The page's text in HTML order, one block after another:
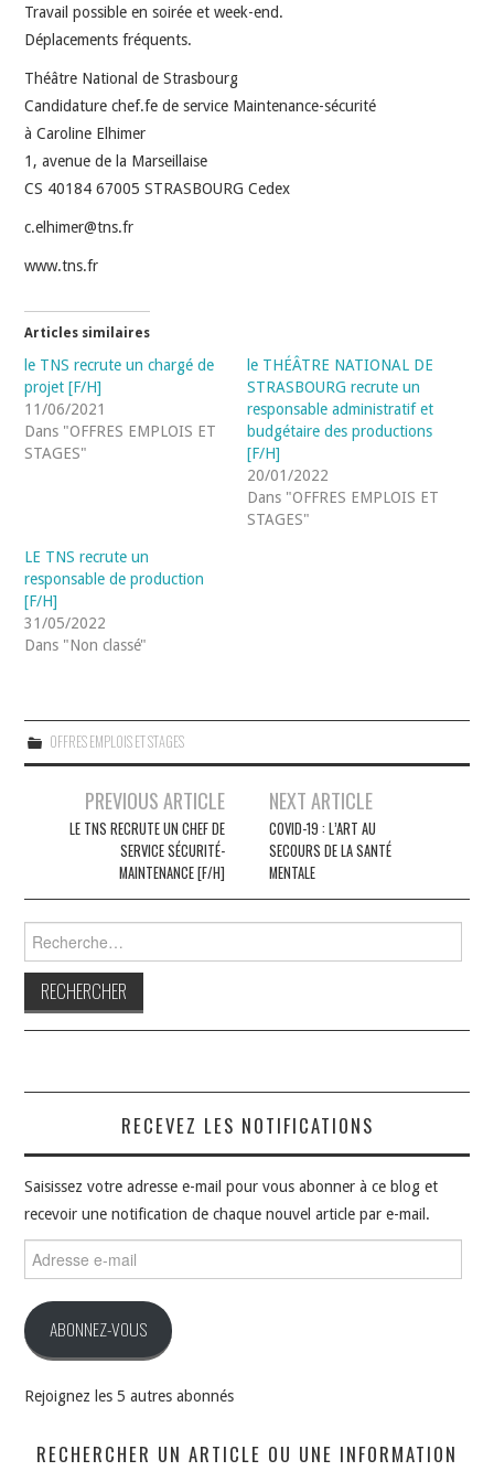
Travail possible en soirée et week-end.
Déplacements fréquents.
Théâtre National de Strasbourg
Candidature chef.fe de service Maintenance-sécurité
à Caroline Elhimer
1, avenue de la Marseillaise
CS 40184 67005 STRASBOURG Cedex
c.elhimer@tns.fr
www.tns.fr
Articles similaires
le TNS recrute un chargé de
projet [F/H]
11/06/2021
Dans "OFFRES EMPLOIS ET
STAGES"
le THÉÂTRE NATIONAL DE
STRASBOURG recrute un
responsable administratif et
budgétaire des productions
[F/H]
20/01/2022
Dans "OFFRES EMPLOIS ET
STAGES"
LE TNS recrute un
responsable de production
[F/H]
31/05/2022
Dans "Non classé"
OFFRES EMPLOIS ET STAGES
NavigationPREVIOUS ARTICLE
LE TNS RECRUTE UN CHEF DE
SERVICE SÉCURITÉ-
MAINTENANCE [F/H]
NEXT ARTICLE
COVID-19 : L’ART AU
SECOURS DE LA SANTÉ
MENTALE
RECEVEZ LES NOTIFICATIONS
Saisissez votre adresse e-mail pour vous abonner à ce blog et
recevoir une notification de chaque nouvel article par e-mail.
e-
ABONNEZ-VOUS
Rejoignez les 5 autres abonnés
RECHERCHER UN ARTICLE OU UNE INFORMATION